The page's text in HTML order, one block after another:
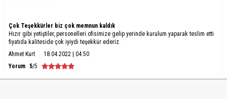
Çok Teşekkürler biz çok memnun kaldık
Hızır gibi yetiştiler, personelleri ofisimize gelip yerinde kurulum yaparak teslim etti
fiyatıda kaliteside çok iyiydi teşekkür ederiz.
Ahmet Kurt
18.04.2022 | 04:50
Yorum 5/5